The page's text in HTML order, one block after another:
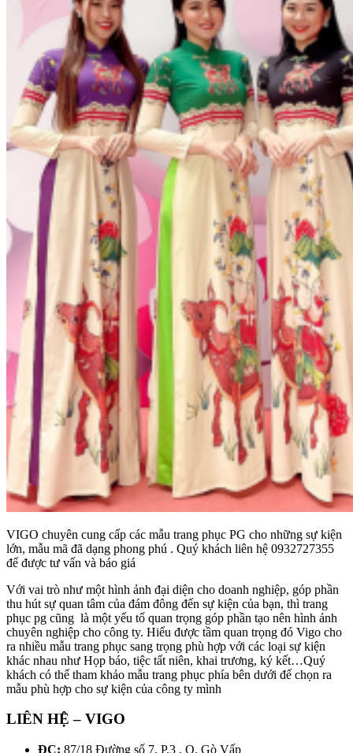
VIGO chuyên cung cấp các mẫu trang phục PG cho những sự kiện
lớn, mẫu mã đã dạng phong phú . Quý khách liên hệ 0932727355
để được tư vấn và báo giá
Với vai trò như một hình ảnh đại diện cho doanh nghiệp, góp phần
thu hút sự quan tâm của đám đông đến sự kiện của bạn, thì trang
phục pg cũng là một yếu tố quan trọng góp phần tạo nên hình ảnh
chuyên nghiệp cho công ty. Hiểu được tầm quan trọng đó Vigo cho
ra nhiều mẫu trang phục sang trọng phù hợp với các loại sự kiện
khác nhau như Họp báo, tiệc tất niên, khai trương, ký kết…Quý
khách có thể tham khảo mẫu trang phục phía bên dưới để chọn ra
mẫu phù hợp cho sự kiện của công ty mình
LIÊN HỆ – VIGO
ĐC: 87/18 Đường số 7, P.3 , Q. Gò Vấp